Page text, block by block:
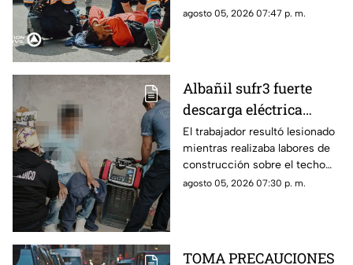
antes de trasladarlo a un
agosto 05, 2026 07:47 p. m.
Albañil sufr3 fuerte
descarga eléctrica
mientras trabajaba en
una azotea de San José
Buenavista
El trabajador resultó lesionado
mientras realizaba labores de
construcción sobre el techo
de una vivienda y tuvo que
agosto 05, 2026 07:30 p. m.
TOMA PRECAUCIONES